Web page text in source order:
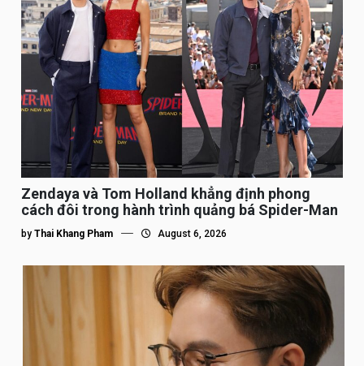
Zendaya và Tom Holland khẳng định phong
cách đôi trong hành trình quảng bá Spider-Man
by Thai Khang Pham August 6, 2026